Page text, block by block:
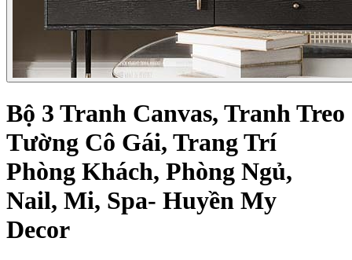
Bộ 3 Tranh Canvas, Tranh Treo
Tường Cô Gái, Trang Trí
Phòng Khách, Phòng Ngủ,
Nail, Mi, Spa- Huyền My
Decor